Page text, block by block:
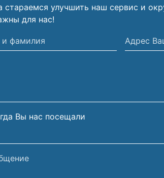
стараемся улучшить наш сервис и
для нас!
Адрес
Вашей
Вы нас посещали